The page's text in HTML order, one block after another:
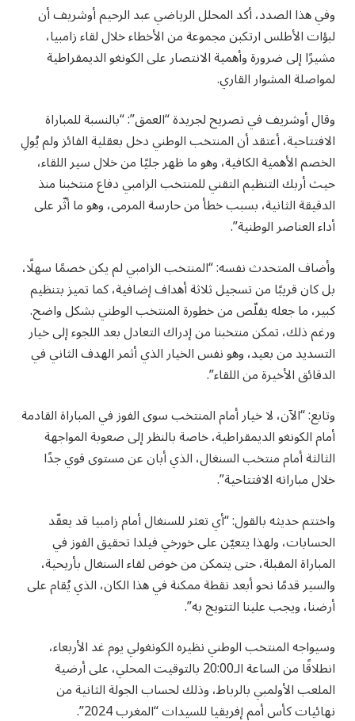
وفي هذا الصدد، أكد المحلل الرياضي عبد الرحيم أوشريف أن
لبؤات الأطلس ارتكبن مجموعة من الأخطاء خلال لقاء زامبيا،
مشيرًا إلى ضرورة وأهمية الانتصار على الكونغو الديمقراطية
لمواصلة المشوار القاري.
وقال أوشريف في تصريح لجريدة “العمق”: “بالنسبة للمباراة
الافتتاحية، أعتقد أن المنتخب الوطني دخل بعقلية الفائز ولم يُولِ
الخصم الأهمية الكافية، وهو ما ظهر جليًا من خلال سير اللقاء،
حيث أربك التنظيم التقني للمنتخب الزامبي دفاع منتخبنا منذ
الدقيقة الثانية، بسبب خطأ من حارسة المرمى، وهو ما أثّر على
أداء العناصر الوطنية”.
وأضاف المتحدث نفسه: “المنتخب الزامبي لم يكن خصمًا سهلًا،
بل كان قريبًا من تسجيل ثلاثة أهداف إضافية، كما تميز بتنظيم
كبير، ما جعله يقلّص من خطورة المنتخب الوطني بشكل واضح.
ورغم ذلك، تمكن منتخبنا من إدراك التعادل بعد اللجوء إلى خيار
التسديد من بعيد، وهو نفس الخيار الذي أثمر الهدف الثاني في
الدقائق الأخيرة من اللقاء”.
وتابع: “الآن، لا خيار أمام المنتخب سوى الفوز في المباراة القادمة
أمام الكونغو الديمقراطية، خاصة بالنظر إلى صعوبة المواجهة
الثالثة أمام منتخب السنغال، الذي أبان عن مستوى قوي جدًا
خلال مباراته الافتتاحية”.
واختتم حديثه بالقول: “أي تعثر للسنغال أمام زامبيا قد يعقّد
الحسابات، ولهذا يتعيّن على خورخي فيلدا تحقيق الفوز في
المباراة المقبلة، حتى يتمكن من خوض لقاء السنغال بأريحية،
والسير قدمًا نحو أبعد نقطة ممكنة في هذا الكان، الذي يُقام على
أرضنا، ويجب علينا التتويج به”.
وسيواجه المنتخب الوطني نظيره الكونغولي يوم غد الأربعاء،
انطلاقًا من الساعة الـ20:00 بالتوقيت المحلي، على أرضية
الملعب الأولمبي بالرباط، وذلك لحساب الجولة الثانية من
نهائيات كأس أمم إفريقيا للسيدات “المغرب 2024”.